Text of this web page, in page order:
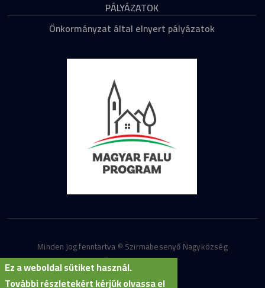
PÁLYÁZATOK
Önkormányzat által elnyert pályázatok
Minden jog fenntartva © Szirmabesenyő Nagyközség
Önkormányzata
Ez a weboldal sütiket használ.
További részletekért kérjük olvassa el